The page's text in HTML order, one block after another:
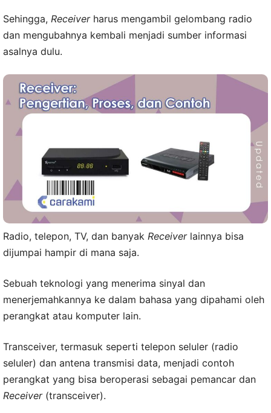
Sehingga, Receiverharus mengambil gelombang radio
dan mengubahnya kembali menjadi sumber informasi
asalnya dulu.
Radio, telepon, TV, dan banyak Receiverlainnya bisa
dijumpai hampir di mana saja.
Sebuah teknologi yang menerima sinyal dan
menerjemahkannya ke dalam bahasa yang dipahami oleh
perangkat atau komputer lain.
Transceiver, termasuk seperti telepon seluler (radio
seluler) dan antena transmisi data, menjadi contoh
perangkat yang bisa beroperasi sebagai pemancar dan
Receiver(transceiver).